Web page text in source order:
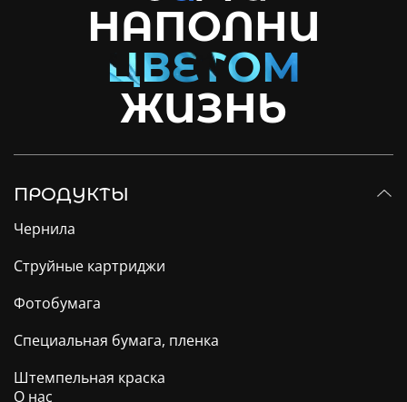
НАПОЛНИ
ЖИЗНЬ
ПРОДУКТЫ
Чернила
Струйные картриджи
Фотобумага
Специальная бумага, пленка
Штемпельная краска
О нас